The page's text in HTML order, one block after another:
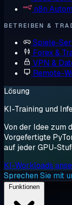
n8n
BETREIBEN &
Spiele-
Forex &
VPN &
Remote-
Lösung
KI-Training und
Von der Idee zum
Vorgefertigte
auf jeder GPU-
KI-Workloads
Sprechen Sie mit